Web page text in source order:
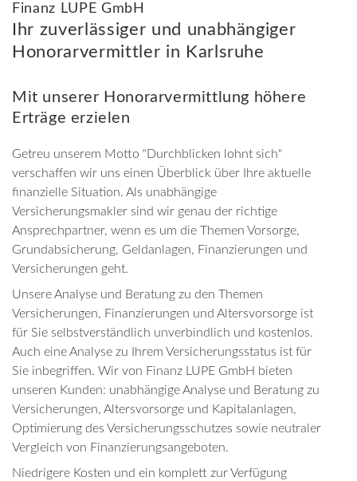
Finanz LUPE GmbH
Ihr zuverlässiger und unabhängiger
Honorarvermittler in Karlsruhe
Mit unserer Honorarvermittlung höhere
Erträge erzielen
Getreu unserem Motto "Durchblicken lohnt sich"
verschaffen wir uns einen Überblick über Ihre aktuelle
finanzielle Situation. Als unabhängige
Versicherungsmakler sind wir genau der richtige
Ansprechpartner, wenn es um die Themen Vorsorge,
Grundabsicherung, Geldanlagen, Finanzierungen und
Versicherungen geht.
Unsere Analyse und Beratung zu den Themen
Versicherungen, Finanzierungen und Altersvorsorge ist
für Sie selbstverständlich unverbindlich und kostenlos.
Auch eine Analyse zu Ihrem Versicherungsstatus ist für
Sie inbegriffen. Wir von Finanz LUPE GmbH bieten
unseren Kunden: unabhängige Analyse und Beratung zu
Versicherungen, Altersvorsorge und Kapitalanlagen,
Optimierung des Versicherungsschutzes sowie neutraler
Vergleich von Finanzierungsangeboten.
Niedrigere Kosten und ein komplett zur Verfügung